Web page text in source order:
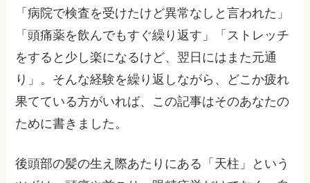
「病院で検査を受けたけど異常なしと言われた」
「頭痛薬を飲んでもすぐ繰り返す」「ストレッチ
をすると少し楽になるけど、翌日にはまた元通
り」。そんな経験を繰り返しながら、どこか疲れ
果てている方がいれば、この記事はそのあなたの
ために書きました。
後頭部の髪の生え際あたりにある「天柱」という